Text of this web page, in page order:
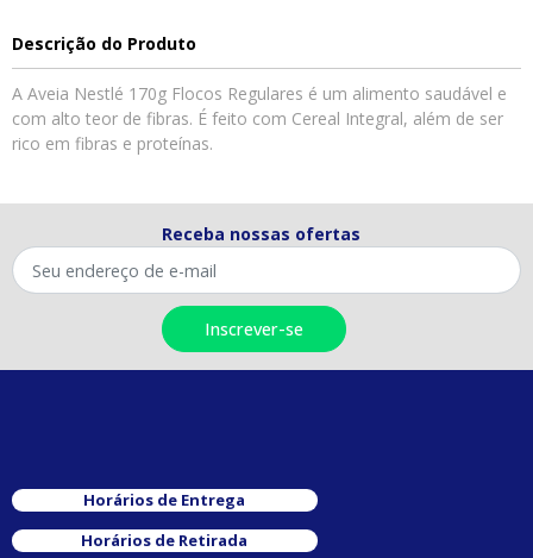
Descrição do Produto
A Aveia Nestlé 170g Flocos Regulares é um alimento saudável e
com alto teor de fibras. É feito com Cereal Integral, além de ser
rico em fibras e proteínas.
Receba nossas ofertas
Horários de Entrega
Horários de Retirada